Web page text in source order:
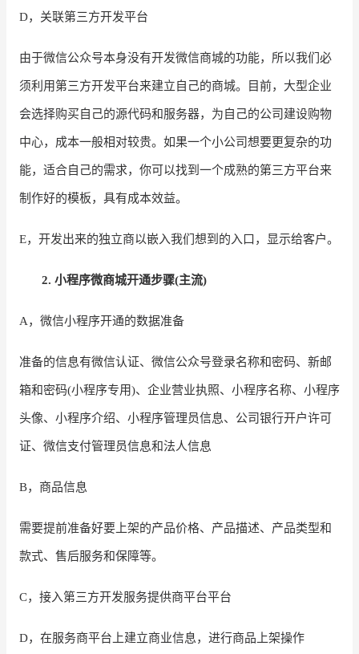
D，关联第三方开发平台
由于微信公众号本身没有开发微信商城的功能，所以我们必
须利用第三方开发平台来建立自己的商城。目前，大型企业
会选择购买自己的源代码和服务器，为自己的公司建设购物
中心，成本一般相对较贵。如果一个小公司想要更复杂的功
能，适合自己的需求，你可以找到一个成熟的第三方平台来
制作好的模板，具有成本效益。
E，开发出来的独立商以嵌入我们想到的入口，显示给客户。
2. 小程序微商城开通步骤(主流)
A，微信小程序开通的数据准备
准备的信息有微信认证、微信公众号登录名称和密码、新邮
箱和密码(小程序专用)、企业营业执照、小程序名称、小程序
头像、小程序介绍、小程序管理员信息、公司银行开户许可
证、微信支付管理员信息和法人信息
B，商品信息
需要提前准备好要上架的产品价格、产品描述、产品类型和
款式、售后服务和保障等。
C，接入第三方开发服务提供商平台平台
D，在服务商平台上建立商业信息，进行商品上架操作